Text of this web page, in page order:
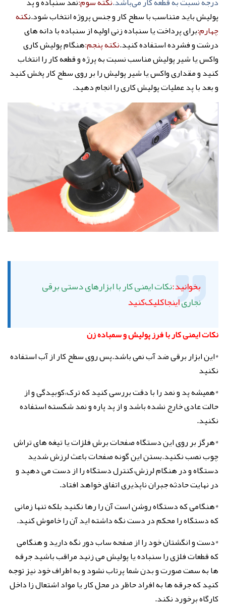
پولیش باید متناسب با سطح کار و جنس پروژه انتخاب شود.نکته
چهارم:برای پرداخت یا سنباده زنی اولیه از سنباده با دانه های
درشت و فشرده استفاده کنید.نکته پنجم:هنگام پولیش کاری
واکس یا شیر پولیش مناسب نسبت به پرژه و قطعه کار را انتخاب
کنید و مقداری واکس یا شیر پولیش را بر روی سطح کار پخش کنید
و بعد با پد عملیات پولیش کاری را انجام دهید.
بخوانید:نکات ایمنی کار با ابزارهای دستی برقی
نجاریاینجاکلیک‌کنید
نکات ایمنی کار با فرز پولیش و سمباده زن
*این ابزار برقی ضد آب نمی باشد.پس روی سطح کار از آب استفاده
نکنید
*همیشه پد و نمد را با دقت بررسی کنید که ترک،کوبیدگی و از
حالت عادی خارج نشده باشد و از پد پاره و نمد شکسته استفاده
نکنید.
*هرگز بر روی این دستگاه صفحات برش فلزات یا تیغه های تراش
چوب نصب نکنید.بستن این گونه صفحات باعث لرزش شدید
دستگاه و در هنگام لرزش،کنترل دستگاه را از دست می دهید و
در نهایت حادثه جبران ناپذیری اتفاق خواهد افتاد.
*هنگامی که دستگاه روشن است آن را رها نکنید بلکه تنها زمانی
که دستگاه را محکم در دست نگه داشته اید آن را خاموش کنید.
*دست و انگشتان خود را از صفحه ساب دور نگه دارید و هنگامی
که قطعات فلزی را سنباده یا پولیش می زنید مراقب باشید جرقه
ها به سمت صورت و بدن شما پرتاب نشود و به اطراف خود نیز توجه
کنید که جرقه ها به افراد حاظر در محل کار یا مواد اشتعال زا داخل
کارگاه برخورد نکند.